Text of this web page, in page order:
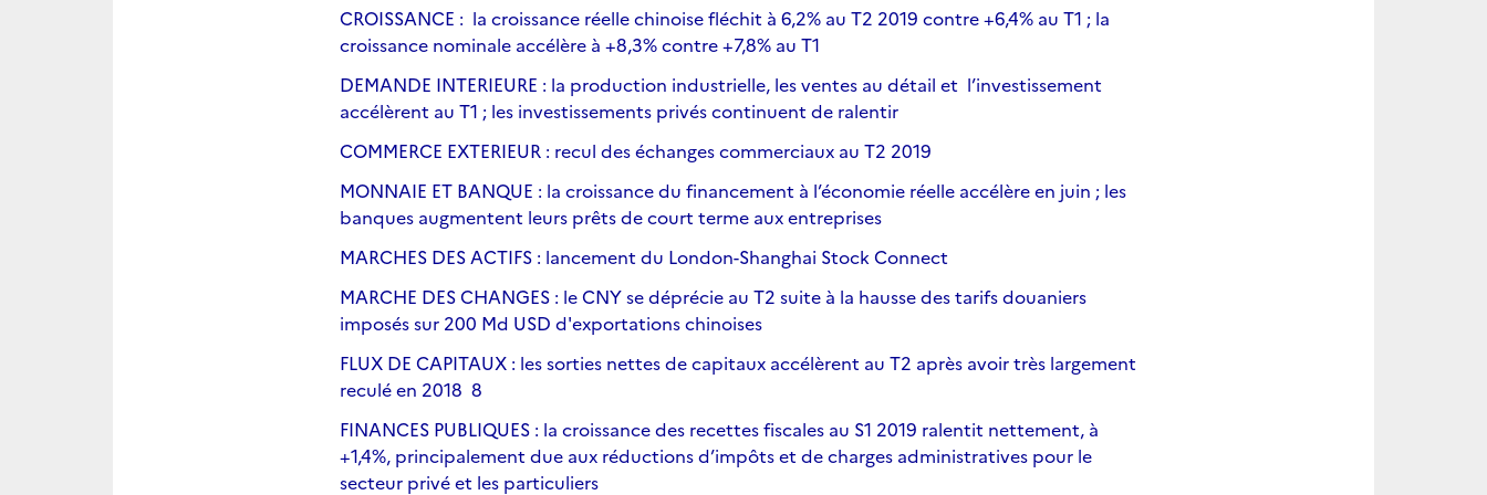
CROISSANCE : la croissance réelle chinoise fléchit à 6,2% au T2 2019 contre +6,4% au T1 ; la
croissance nominale accélère à +8,3% contre +7,8% au T1
DEMANDE INTERIEURE : la production industrielle, les ventes au détail et l’investissement
accélèrent au T1 ; les investissements privés continuent de ralentir
COMMERCE EXTERIEUR : recul des échanges commerciaux au T2 2019
MONNAIE ET BANQUE : la croissance du financement à l’économie réelle accélère en juin ; les
banques augmentent leurs prêts de court terme aux entreprises
MARCHES DES ACTIFS : lancement du London-Shanghai Stock Connect
MARCHE DES CHANGES : le CNY se déprécie au T2 suite à la hausse des tarifs douaniers
imposés sur 200 Md USD d'exportations chinoises
FLUX DE CAPITAUX : les sorties nettes de capitaux accélèrent au T2 après avoir très largement
reculé en 2018 8
FINANCES PUBLIQUES : la croissance des recettes fiscales au S1 2019 ralentit nettement, à
+1,4%, principalement due aux réductions d’impôts et de charges administratives pour le
secteur privé et les particuliers